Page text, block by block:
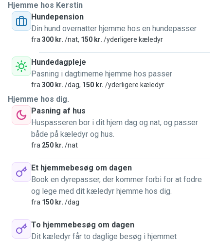
Hjemme hos Kerstin
Hundepension
Din hund overnatter hjemme hos en hundepasser
fra 300 kr. /nat, 150 kr. /yderligere kæledyr
Hundedagpleje
Pasning i dagtimerne hjemme hos passer
fra 300 kr. /dag, 150 kr. /yderligere kæledyr
Hjemme hos dig.
Pasning af hus
Huspasseren bor i dit hjem dag og nat, og passer
både på kæledyr og hus.
fra 250 kr. /nat
Et hjemmebesøg om dagen
Book en dyrepasser, der kommer forbi for at fodre
og lege med dit kæledyr hjemme hos dig.
fra 150 kr. /dag
To hjemmebesøg om dagen
Dit kæledyr får to daglige besøg i hjemmet